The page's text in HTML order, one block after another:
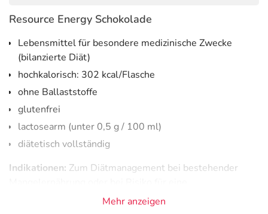
Resource Energy Schokolade
Lebensmittel für besondere medizinische Zwecke
(bilanzierte Diät)
hochkalorisch: 302 kcal/Flasche
ohne Ballaststoffe
glutenfrei
lactosearm (unter 0,5 g / 100 ml)
diätetisch vollständig
Indikationen: Zum Diätmanagement bei bestehender
Mangelernährung und/oder bei erhöhtem Energie- und
Mehr anzeigen